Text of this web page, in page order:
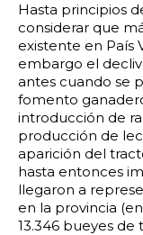
Hasta principios
considerar que
existente en País
embargo el
antes cuando se
fomento
introducción de
producción de
aparición del
hasta entonces
llegaron a
en la provincia
13.346 bueyes de